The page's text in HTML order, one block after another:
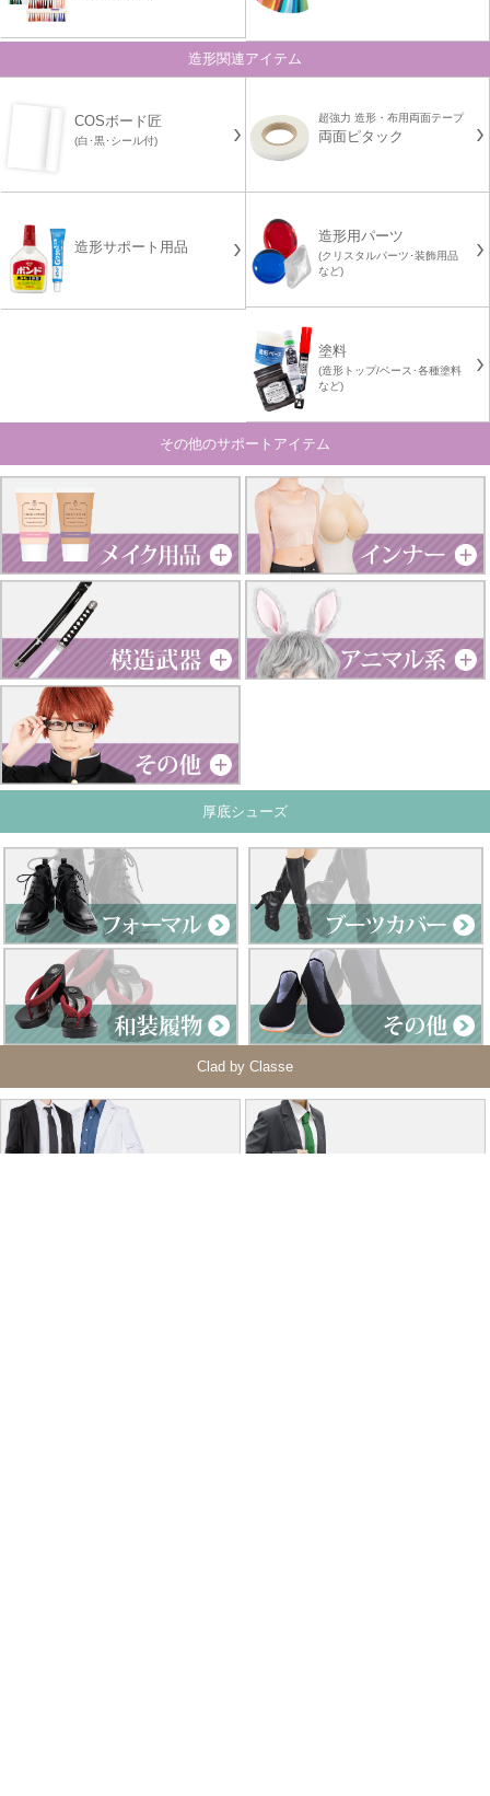
造形関連アイテム
COSボード匠
(白･黒･シール付)
超強力 造形・布用両面テープ
両面ピタック
造形サポート用品
造形用パーツ
(クリスタルパーツ･装飾用品
など)
塗料
(造形トップ/ベース･各種塗料
など)
その他のサポートアイテム
厚底シューズ
Clad by Classe